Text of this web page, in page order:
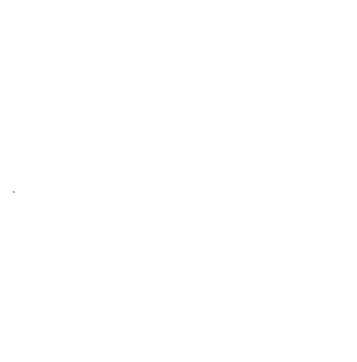
`